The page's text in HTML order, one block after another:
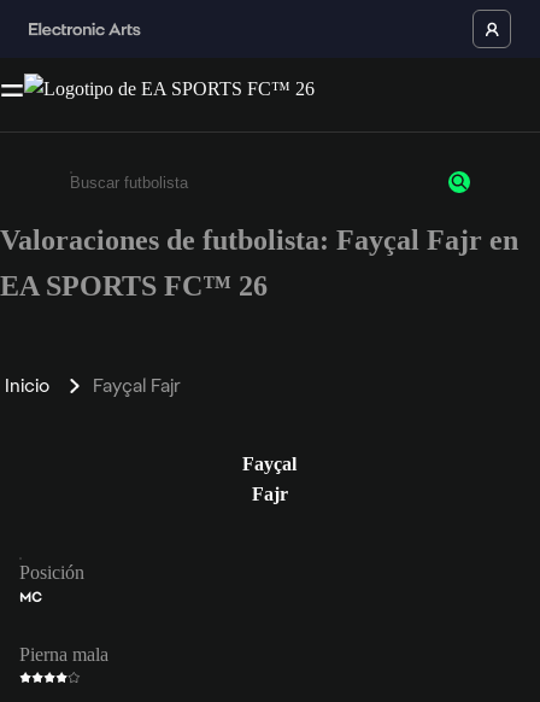
Escribe un mínimo de 3 caracteres o números.
Valoraciones de futbolista: Fayçal Fajr en
EA SPORTS FC™ 26
Inicio Fayçal Fajr
Fayçal
Fajr
Posición
MC
Pierna mala